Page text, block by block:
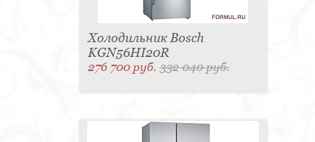
Холодильник Bosch
KGN56HI20R
276 700 руб.332 040 руб.